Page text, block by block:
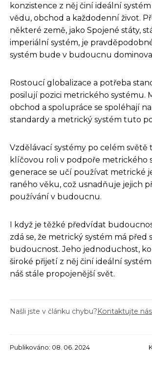
konzistence z něj činí ideální
vědu, obchod a každodenní život.
některé země, jako Spojené státy,
imperiální systém, je
systém bude v budoucnu
Rostoucí globalizace a potřeba
posilují pozici metrického systému.
obchod a spolupráce se spoléhají
standardy a metrický systém tuto
Vzdělávací systémy po celém světě
klíčovou roli v podpoře metrického
generace se učí používat metrické
raného věku, což usnadňuje jejich
používání v budoucnu.
I když je těžké předvídat
zdá se, že metrický systém má před
budoucnost. Jeho jednoduchost,
široké přijetí z něj činí ideální
náš stále propojenější svět.
Našli jste v článku chybu?Kontaktujte nás
Publikováno: 08. 06. 2024